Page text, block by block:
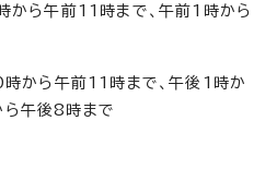
から午前11時まで、午前1時から
から午前11時まで、午後1時か
ら午後8時まで